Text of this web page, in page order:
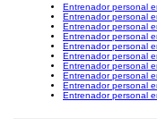
Entrenador personal
Entrenador personal
Entrenador personal
Entrenador personal
Entrenador personal
Entrenador personal
Entrenador personal
Entrenador personal
Entrenador personal
Entrenador personal